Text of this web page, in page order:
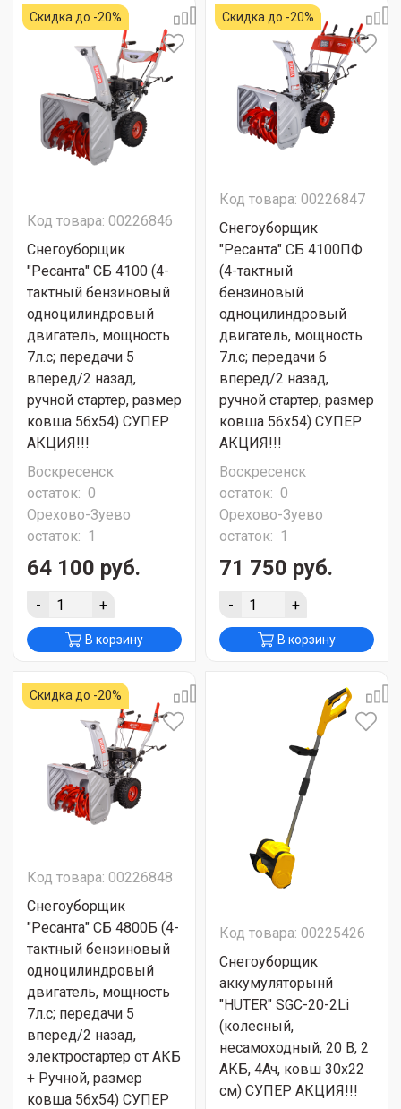
Скидка до -20%
Код товара: 00226846
Снегоуборщик
"Ресанта" СБ 4100 (4-
тактный бензиновый
одноцилиндровый
двигатель, мощность
7л.с; передачи 5
вперед/2 назад,
ручной стартер, размер
ковша 56х54) СУПЕР
АКЦИЯ!!!
Воскресенск
остаток: 0
Орехово-Зуево
остаток: 1
64 100 руб.
- +
В корзину
Скидка до -20%
Код товара: 00226847
Снегоуборщик
"Ресанта" СБ 4100ПФ
(4-тактный
бензиновый
одноцилиндровый
двигатель, мощность
7л.с; передачи 6
вперед/2 назад,
ручной стартер, размер
ковша 56х54) СУПЕР
АКЦИЯ!!!
Воскресенск
остаток: 0
Орехово-Зуево
остаток: 1
71 750 руб.
- +
В корзину
Скидка до -20%
Код товара: 00226848
Снегоуборщик
"Ресанта" СБ 4800Б (4-
тактный бензиновый
одноцилиндровый
двигатель, мощность
7л.с; передачи 5
вперед/2 назад,
электростартер от АКБ
+ Ручной, размер
ковша 56х54) СУПЕР
Код товара: 00225426
Снегоуборщик
аккумуляторынй
"HUTER" SGC-20-2Li
(колесный,
несамоходный, 20 В, 2
АКБ, 4Ач, ковш 30x22
см) СУПЕР АКЦИЯ!!!